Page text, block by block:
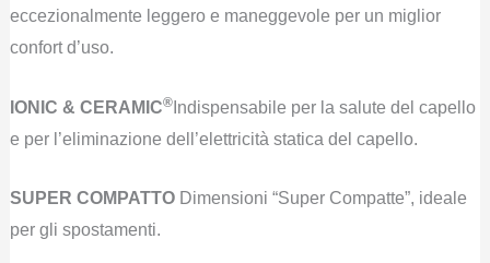
eccezionalmente leggero e maneggevole per un miglior
confort d’uso.
IONIC & CERAMIC®Indispensabile per la salute del capello
e per l’eliminazione dell’elettricità statica del capello.
SUPER COMPATTO Dimensioni “Super Compatte”, ideale
per gli spostamenti.